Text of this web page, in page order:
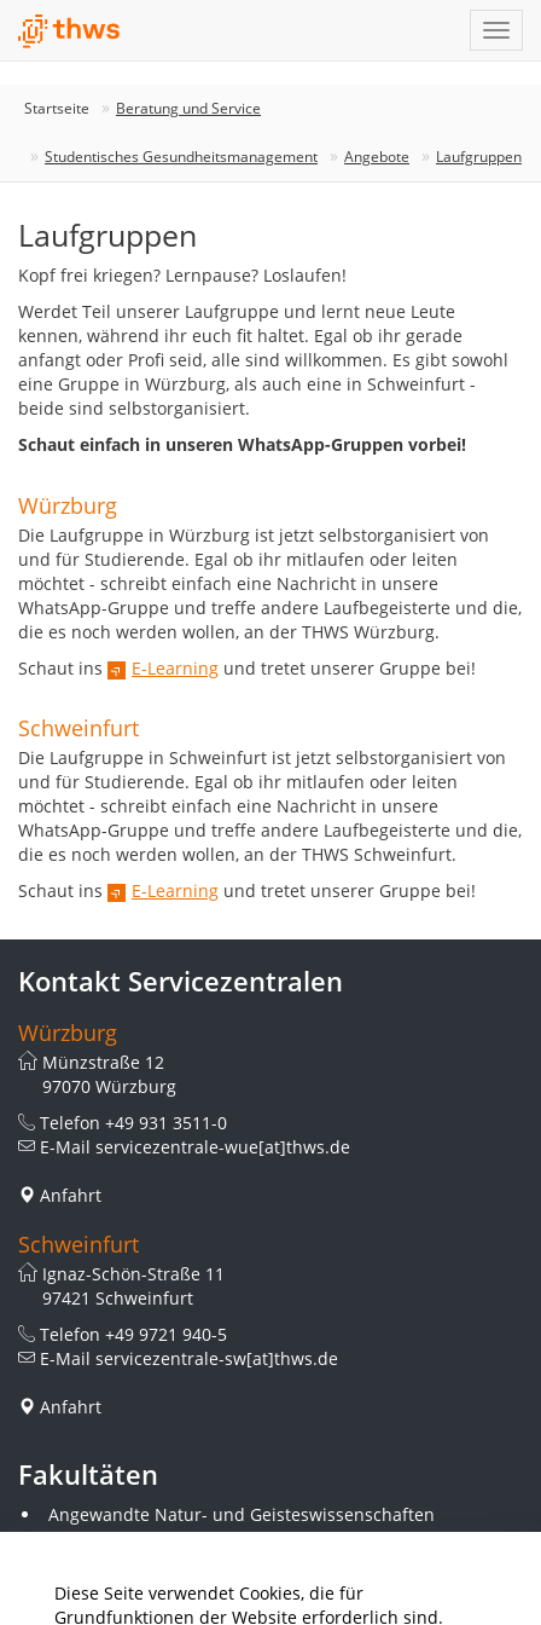
Diese Seite verwendet Cookies, die für
Grundfunktionen der Website erforderlich sind.
Startseite Beratung und Service
Studentisches Gesundheitsmanagement Angebote Laufgruppen
Laufgruppen
Kopf frei kriegen? Lernpause? Loslaufen!
Werdet Teil unserer Laufgruppe und lernt neue Leute
kennen, während ihr euch fit haltet. Egal ob ihr gerade
anfangt oder Profi seid, alle sind willkommen. Es gibt sowohl
eine Gruppe in Würzburg, als auch eine in Schweinfurt -
beide sind selbstorganisiert.
Schaut einfach in unseren WhatsApp-Gruppen vorbei!
Würzburg
Die Laufgruppe in Würzburg ist jetzt selbstorganisiert von
und für Studierende. Egal ob ihr mitlaufen oder leiten
möchtet - schreibt einfach eine Nachricht in unsere
WhatsApp-Gruppe und treffe andere Laufbegeisterte und die,
die es noch werden wollen, an der THWS Würzburg.
Schaut ins
E-Learning und tretet unserer Gruppe bei!
Schweinfurt
Die Laufgruppe in Schweinfurt ist jetzt selbstorganisiert von
und für Studierende. Egal ob ihr mitlaufen oder leiten
möchtet - schreibt einfach eine Nachricht in unsere
WhatsApp-Gruppe und treffe andere Laufbegeisterte und die,
die es noch werden wollen, an der THWS Schweinfurt.
Schaut ins
E-Learning und tretet unserer Gruppe bei!
Kontakt Servicezentralen
Würzburg
Münzstraße 12
97070 Würzburg
Telefon +49 931 3511-0
E-Mail servicezentrale-wue[at]thws.de
Anfahrt
Schweinfurt
Ignaz-Schön-Straße 11
97421 Schweinfurt
Telefon +49 9721 940-5
E-Mail servicezentrale-sw[at]thws.de
Anfahrt
Fakultäten
Angewandte Natur- und Geisteswissenschaften
Angewandte Sozialwissenschaften
Elektrotechnik
Gestaltung